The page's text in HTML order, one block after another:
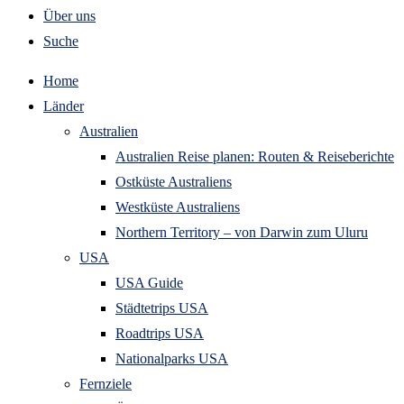
Über uns
Suche
Home
Länder
Australien
Australien Reise planen: Routen & Reiseberichte
Ostküste Australiens
Westküste Australiens
Northern Territory – von Darwin zum Uluru
USA
USA Guide
Städtetrips USA
Roadtrips USA
Nationalparks USA
Fernziele